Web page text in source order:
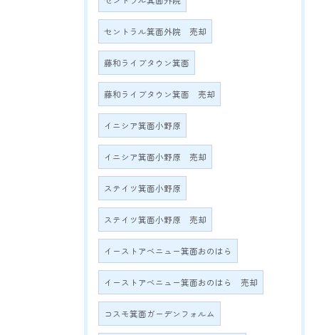
セントラル箕面外院 売却
藤和ライブタウン箕面
藤和ライブタウン箕面 売却
イニシア箕面小野原
イニシア箕面小野原 売却
ステイツ箕面小野原
ステイツ箕面小野原 売却
イーストアベニュー箕面おのはら
イーストアベニュー箕面おのはら 売却
コスモ箕面ガーデンフォルム